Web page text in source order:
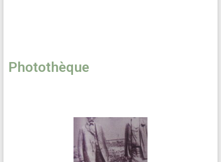
Photothèque